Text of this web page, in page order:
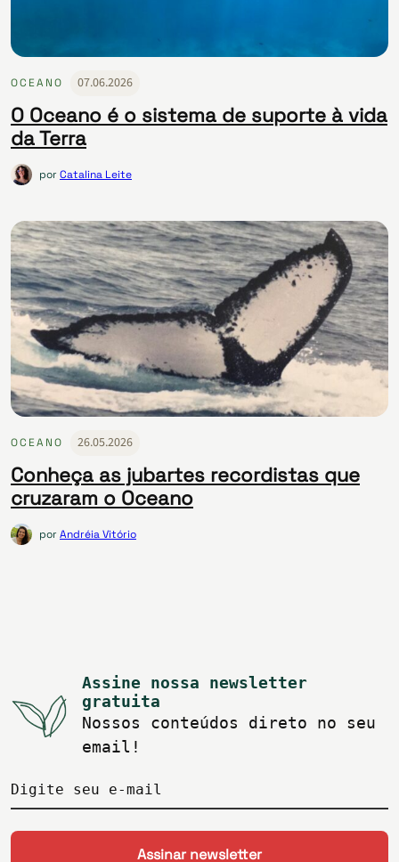
OCEANO 07.06.2026
O Oceano é o sistema de suporte à vida
da Terra
porCatalina Leite
OCEANO 26.05.2026
Conheça as jubartes recordistas que
cruzaram o Oceano
porAndréia Vitório
Assine nossa newsletter
gratuita
Nossos conteúdos direto no seu
email!
Digite seu e-mail